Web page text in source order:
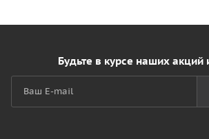
Будьте в курсе наших акций